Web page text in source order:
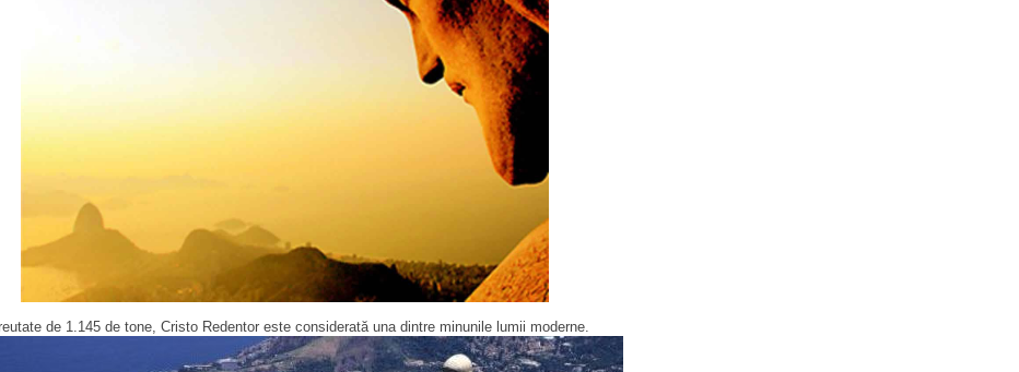
de 1.145 de tone, Cristo Redentor este considerată una dintre minunile lumii moderne.